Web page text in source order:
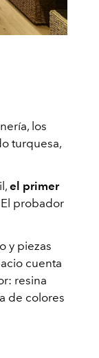
los
turquesa,
el primer
El probador
y piezas
cuenta
resina
de colores